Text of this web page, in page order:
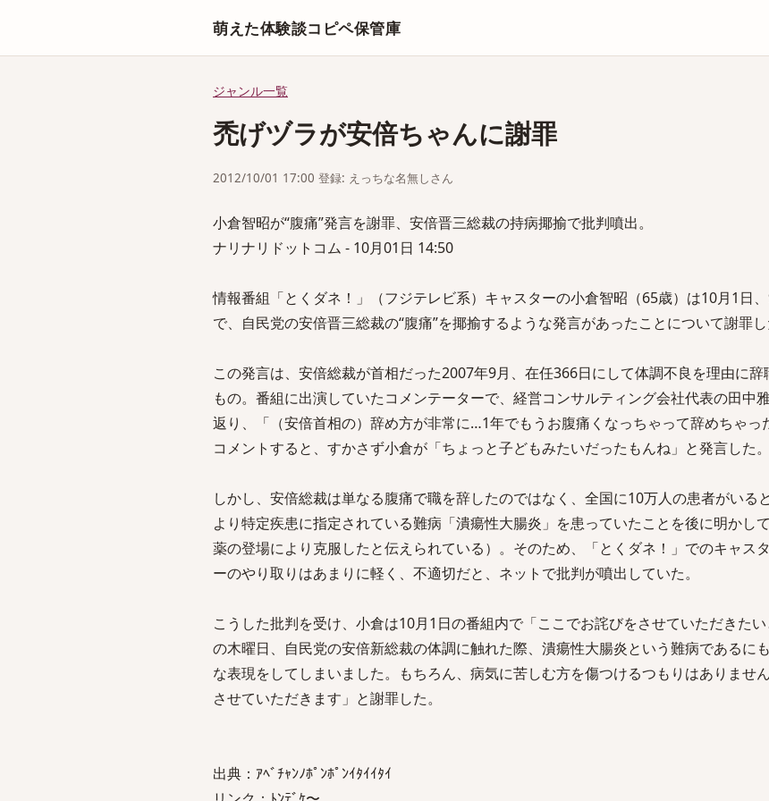
萌えた体験談コピペ保管庫
ジャンル一覧
禿げヅラが安倍ちゃんに謝罪
2012/10/01 17:00 登録: えっちな名無しさん
小倉智昭が“腹痛”発言を謝罪、安倍晋三総裁の持病揶揄で批判噴出。
ナリナリドットコム - 10月01日 14:50
情報番組「とくダネ！」（フジテレビ系）キャスターの小倉智昭（65歳）は10月1日
で、自民党の安倍晋三総裁の“腹痛”を揶揄するような発言があったことについて謝罪し
この発言は、安倍総裁が首相だった2007年9月、在任366日にして体調不良を理由に辞
もの。番組に出演していたコメンテーターで、経営コンサルティング会社代表の田中
返り、「（安倍首相の）辞め方が非常に…1年でもうお腹痛くなっちゃって辞めちゃっ
コメントすると、すかさず小倉が「ちょっと子どもみたいだったもんね」と発言した。
しかし、安倍総裁は単なる腹痛で職を辞したのではなく、全国に10万人の患者がいる
より特定疾患に指定されている難病「潰瘍性大腸炎」を患っていたことを後に明かし
薬の登場により克服したと伝えられている）。そのため、「とくダネ！」でのキャス
ーのやり取りはあまりに軽く、不適切だと、ネットで批判が噴出していた。
こうした批判を受け、小倉は10月1日の番組内で「ここでお詫びをさせていただきた
の木曜日、自民党の安倍新総裁の体調に触れた際、潰瘍性大腸炎という難病であるに
な表現をしてしまいました。もちろん、病気に苦しむ方を傷つけるつもりはありませ
させていただきます」と謝罪した。
出典：ｱﾍﾞﾁｬﾝﾉﾎﾟﾝﾎﾟﾝｲﾀｲｲﾀｲ